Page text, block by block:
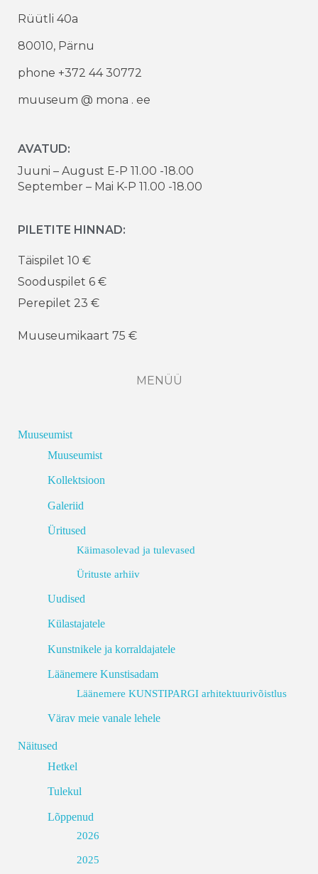
Rüütli 40a
80010, Pärnu
phone +372 44 30772
muuseum @ mona . ee
AVATUD:
Juuni – August E-P 11.00 -18.00
September – Mai K-P 11.00 -18.00
PILETITE HINNAD:
Täispilet 10 €
Sooduspilet 6 €
Perepilet 23 €
Muuseumikaart 75 €
MENÜÜ
Muuseumist
Muuseumist
Kollektsioon
Galeriid
Üritused
Käimasolevad ja tulevased
Ürituste arhiiv
Uudised
Külastajatele
Kunstnikele ja korraldajatele
Läänemere Kunstisadam
Läänemere KUNSTIPARGI arhitektuurivõistlus
Värav meie vanale lehele
Näitused
Hetkel
Tulekul
Lõppenud
2026
2025